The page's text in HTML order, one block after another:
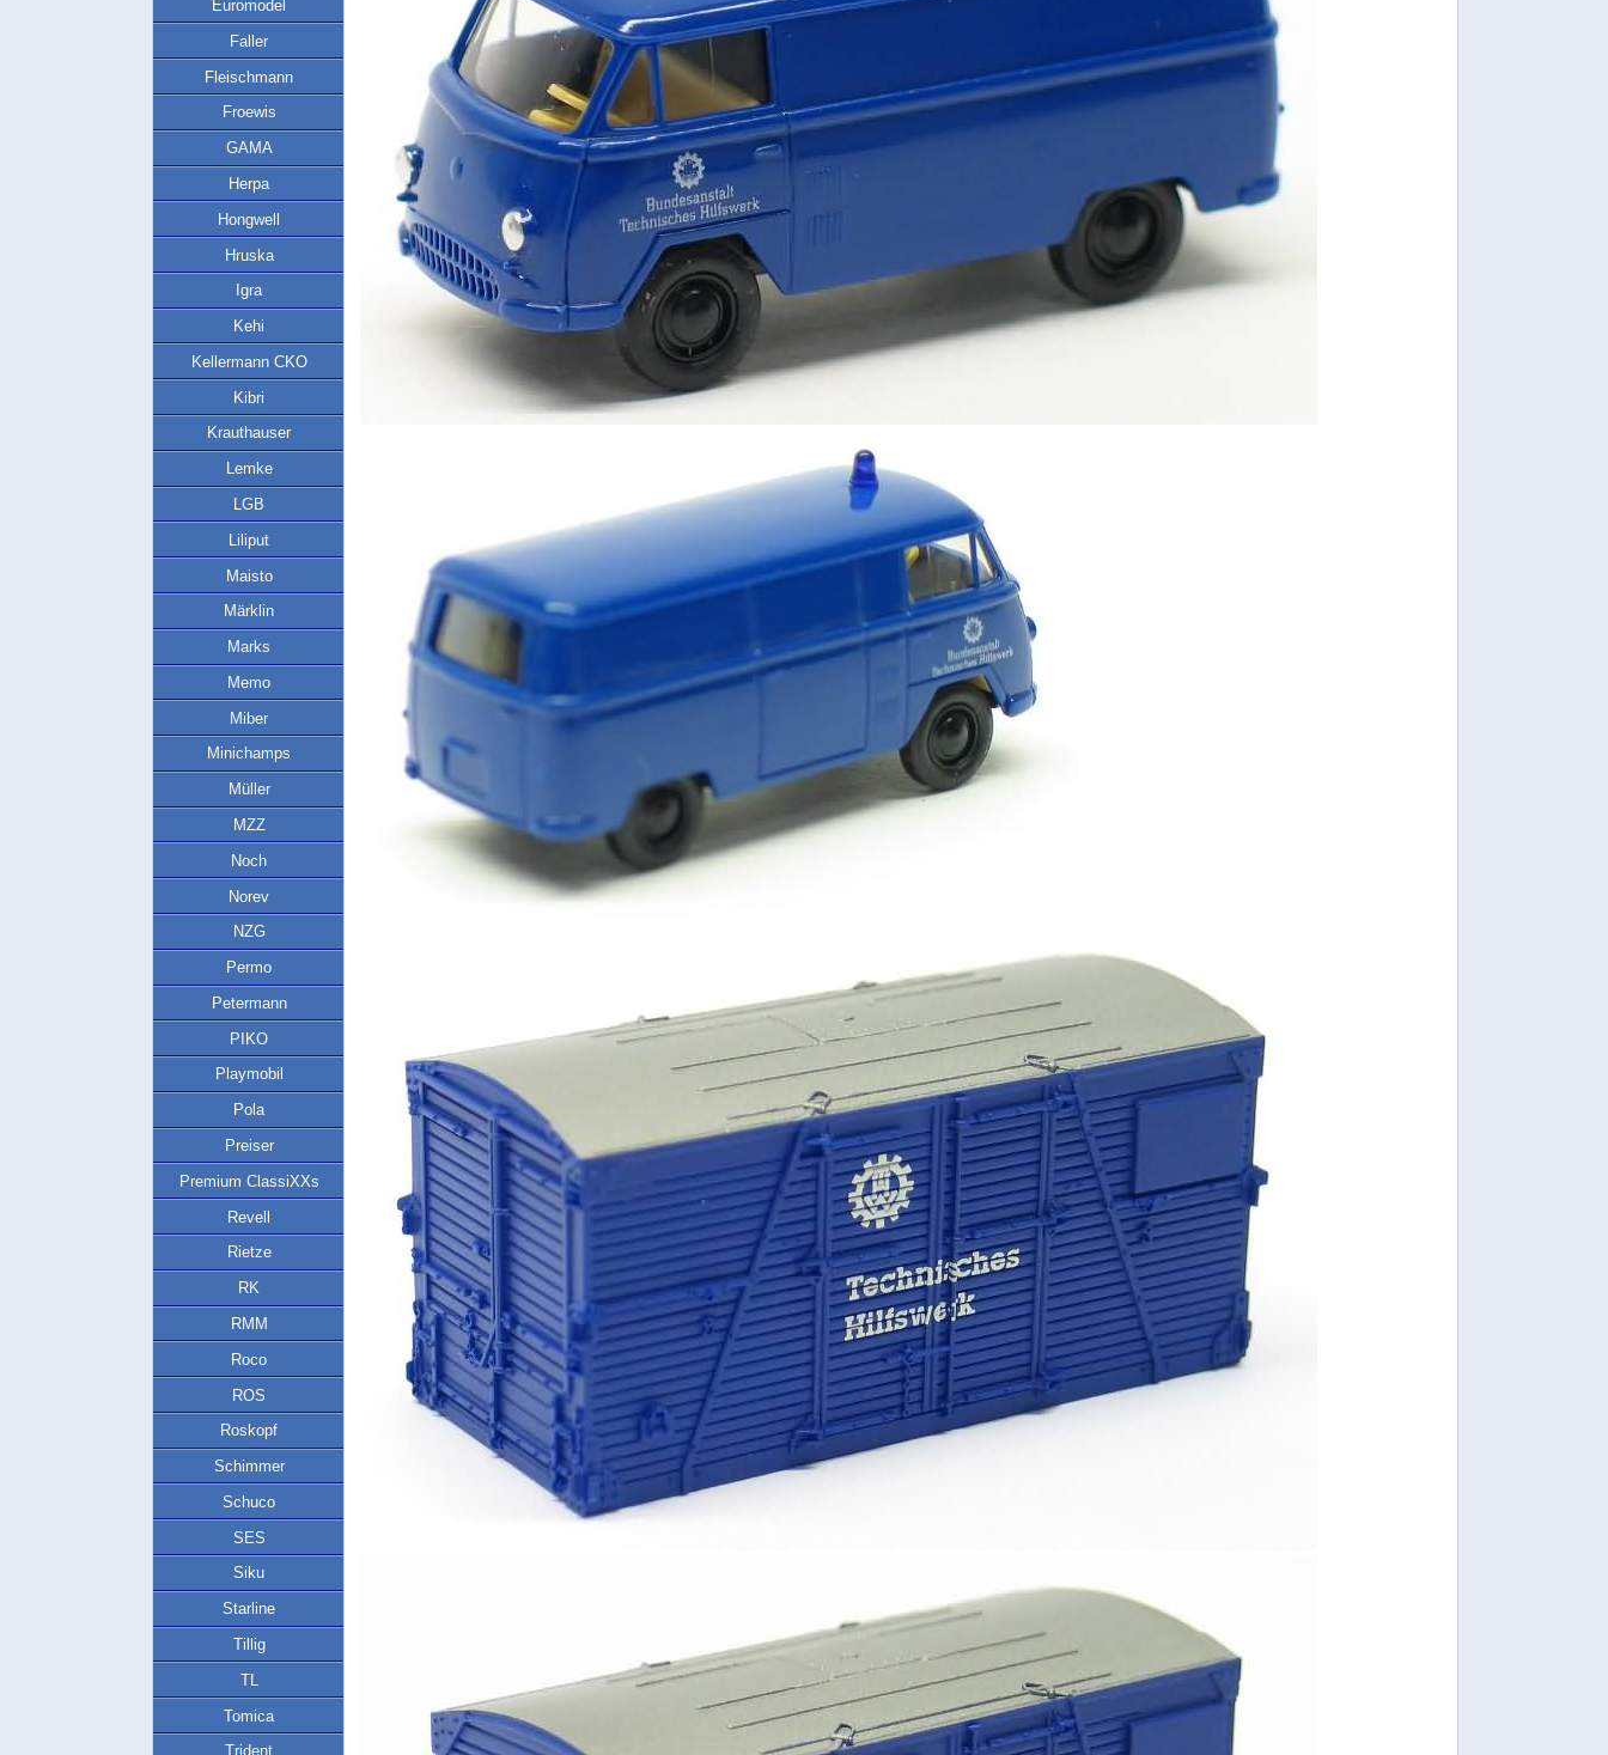
Euromodel
Faller
Fleischmann
Froewis
GAMA
Herpa
Hongwell
Hruska
Igra
Kehi
Kellermann CKO
Kibri
Krauthauser
Lemke
LGB
Liliput
Maisto
Märklin
Marks
Memo
Miber
Minichamps
Müller
MZZ
Noch
Norev
NZG
Permo
Petermann
PIKO
Playmobil
Pola
Preiser
Premium ClassiXXs
Revell
Rietze
RK
RMM
Roco
ROS
Roskopf
Schimmer
Schuco
SES
Siku
Starline
Tillig
TL
Tomica
Trident